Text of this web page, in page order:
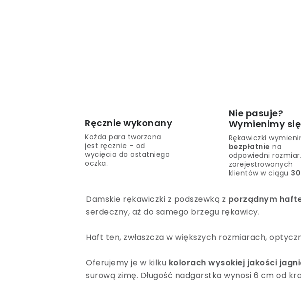
Ręcznie wykonany
Każda para tworzona
jest ręcznie – od
wycięcia do ostatniego
oczka.
Nie pasuje?
Wymienimy
Rękawiczki
bezpłatnie na
odpowiedni
zarejestrowanych
klientów w ciągu
Damskie rękawiczki z podszewką z porządnym
serdeczny, aż do samego brzegu rękawicy.
Haft ten, zwłaszcza w większych rozmiarach,
Oferujemy je w kilku kolorach wysokiej jakości
surową zimę. Długość nadgarstka wynosi 6 cm od